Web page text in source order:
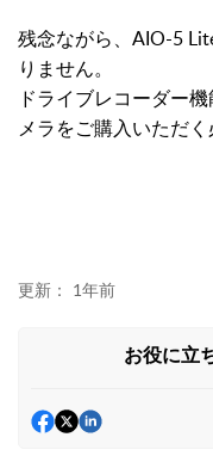
残念ながら、AIO-5
りません。
ドライブレコーダー
メラをご購入いただく
更新： 1年前
お役に立